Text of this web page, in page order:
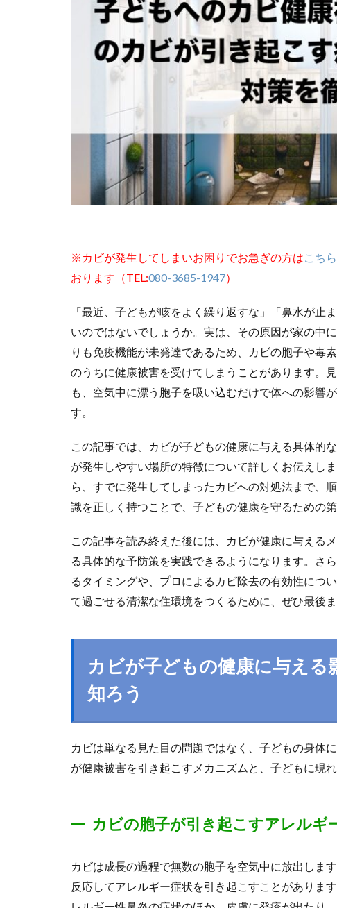
※カビが発生してしまいお困りでお急ぎの方はこちら
おります（TEL:080-3685-1947）
「最近、子どもが咳をよく繰り返すな」「鼻水が止
いのではないでしょうか。実は、その原因が家の中
りも免疫機能が未発達であるため、カビの胞子や毒
のうちに健康被害を受けてしまうことがあります。
も、空気中に漂う胞子を吸い込むだけで体への影響
す。
この記事では、カビが子どもの健康に与える具体的
が発生しやすい場所の特徴について詳しくお伝えし
ら、すでに発生してしまったカビへの対処法まで、
識を正しく持つことで、子どもの健康を守るための
この記事を読み終えた後には、カビが健康に与える
る具体的な予防策を実践できるようになります。さ
るタイミングや、プロによるカビ除去の有効性につ
て過ごせる清潔な住環境をつくるために、ぜひ最後
カビが子どもの健康に与える
知ろう
カビは単なる見た目の問題ではなく、子どもの身体
が健康被害を引き起こすメカニズムと、子どもに現
カビの胞子が引き起こすアレルギ
カビは成長の過程で無数の胞子を空気中に放出しま
反応してアレルギー症状を引き起こすことがありま